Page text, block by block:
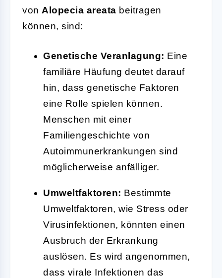
von Alopecia areata beitragen
können, sind:
Genetische Veranlagung: Eine
familiäre Häufung deutet darauf
hin, dass genetische Faktoren
eine Rolle spielen können.
Menschen mit einer
Familiengeschichte von
Autoimmunerkrankungen sind
möglicherweise anfälliger.
Umweltfaktoren: Bestimmte
Umweltfaktoren, wie Stress oder
Virusinfektionen, könnten einen
Ausbruch der Erkrankung
auslösen. Es wird angenommen,
dass virale Infektionen das